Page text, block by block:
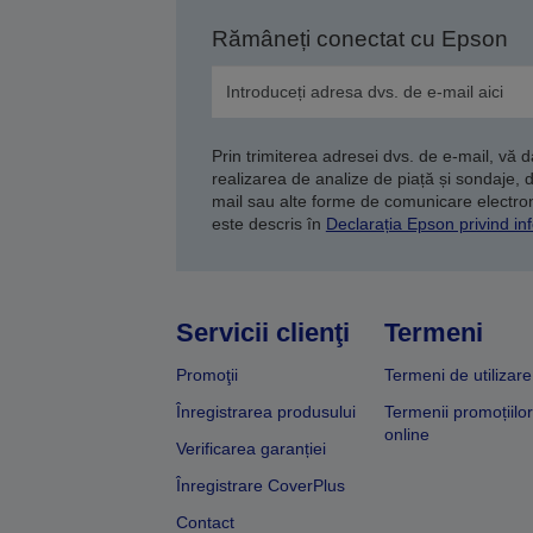
Rămâneți conectat cu Epson
Prin trimiterea adresei dvs. de e-mail, vă
realizarea de analize de piață și sondaje,
mail sau alte forme de comunicare
este descris în Declarația Epson privind
Servicii clienţi
Promoţii
Înregistrarea produsului
Verificarea garanției
Înregistrare CoverPlus
Contact
Termeni
Termeni de utilizare
Termenii promoțiilor
online